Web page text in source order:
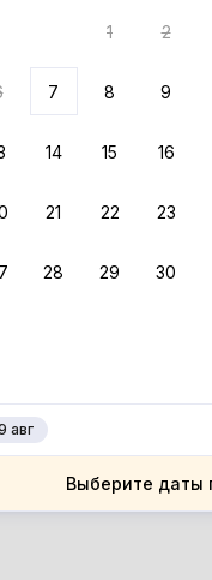
1 2
7 8 9
14 15 16
21 22 23
28 29 30
авг
Выберите даты
вариант из
область